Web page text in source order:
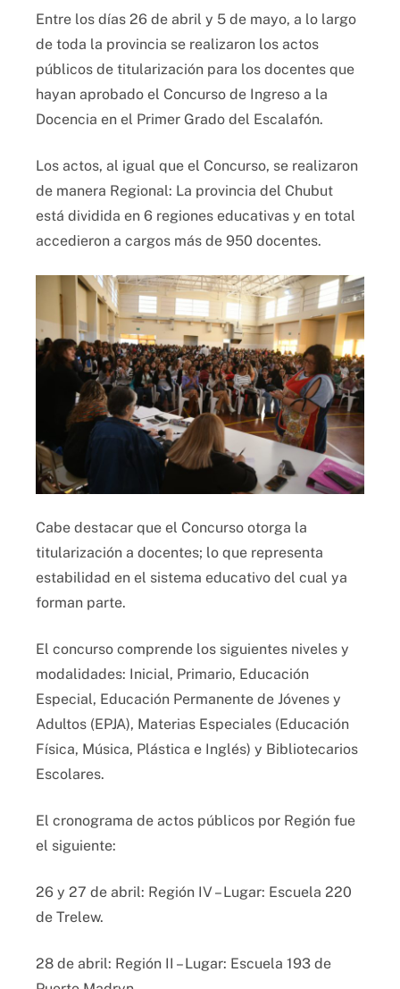
Entre los días 26 de abril y 5 de mayo, a lo largo
de toda la provincia se realizaron los actos
públicos de titularización para los docentes que
hayan aprobado el Concurso de Ingreso a la
Docencia en el Primer Grado del Escalafón.
Los actos, al igual que el Concurso, se realizaron
de manera Regional: La provincia del Chubut
está dividida en 6 regiones educativas y en total
accedieron a cargos más de 950 docentes.
Cabe destacar que el Concurso otorga la
titularización a docentes; lo que representa
estabilidad en el sistema educativo del cual ya
forman parte.
El concurso comprende los siguientes niveles y
modalidades: Inicial, Primario, Educación
Especial, Educación Permanente de Jóvenes y
Adultos (EPJA), Materias Especiales (Educación
Física, Música, Plástica e Inglés) y Bibliotecarios
Escolares.
El cronograma de actos públicos por Región fue
el siguiente:
26 y 27 de abril: Región IV – Lugar: Escuela 220
de Trelew.
28 de abril: Región II – Lugar: Escuela 193 de